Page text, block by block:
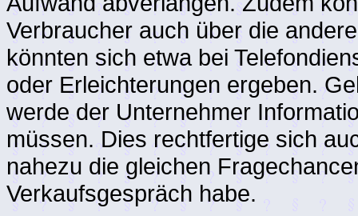
Verbraucher auch über die
könnten sich etwa bei
oder Erleichterungen ergeben.
werde der Unternehmer
müssen. Dies rechtfertige sich
nahezu die gleichen
Verkaufsgespräch habe.